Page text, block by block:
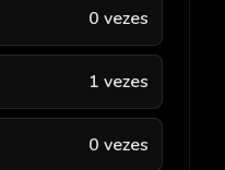
0 vezes
1 vezes
0 vezes